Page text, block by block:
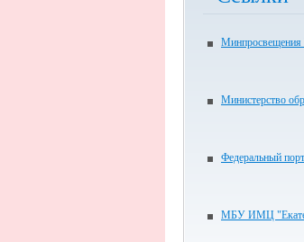
Минпросвещения
Министерство
Федеральный
МБУ ИМЦ